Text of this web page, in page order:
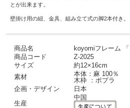
とが出来ます。
壁掛け用の紐、金具、組み立て式の脚2本付き。
商品名
koyomiフレーム
商品コード
Z-2025
サイズ
約12×16cm
素材
本体：麻 100％
木枠 ：ポプラ
企画・デザイン
日本
生産
中国